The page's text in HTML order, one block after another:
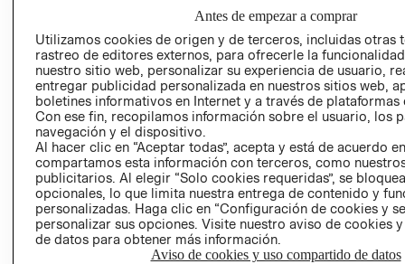
PROGRAMA DE
Y ÉTICA (INGLÉS)
COMERCIO - SIC
PETICIONES
QUEJAS Y
RECLAMOS
Colombia ($)
CAMBIAR REGIÓN
Antes de empezar a comprar
Utilizamos cookies de origen y de terceros, incluidas otras
rastreo de editores externos, para ofrecerle la
nuestro sitio web, personalizar su experiencia de usuario,
entregar publicidad personalizada en nuestros sitios web,
boletines informativos en Internet y a través de plataformas
Con ese fin, recopilamos información sobre el usuario, los
navegación y el dispositivo.
Al hacer clic en “Aceptar todas”, acepta y está de acuerdo
compartamos esta información con terceros, como
publicitarios. Al elegir “Solo cookies requeridas”, se
opcionales, lo que limita nuestra entrega de contenido y
personalizadas. Haga clic en “Configuración de cookies y
personalizar sus opciones. Visite nuestro aviso de cookies
de datos para obtener más información.
Aviso de cookies y uso compartido de datos